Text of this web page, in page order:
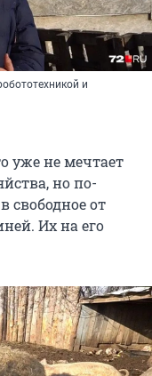
и
уже не мечтает
но по-
свободное от
Их на его